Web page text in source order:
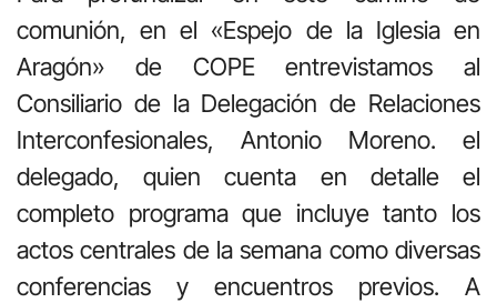
comunión, en el «Espejo de la Iglesia en
Aragón» de COPE entrevistamos al
Consiliario de la Delegación de Relaciones
Interconfesionales, Antonio Moreno. el
delegado, quien cuenta en detalle el
completo programa que incluye tanto los
actos centrales de la semana como diversas
conferencias y encuentros previos. A